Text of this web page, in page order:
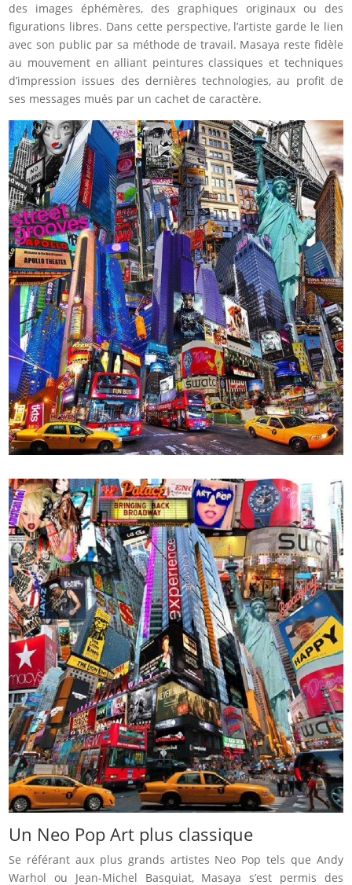
des images éphémères, des graphiques originaux ou des
figurations libres. Dans cette perspective, l’artiste garde le lien
avec son public par sa méthode de travail. Masaya reste fidèle
au mouvement en alliant peintures classiques et techniques
d’impression issues des dernières technologies, au profit de
ses messages mués par un cachet de caractère.
Un Neo Pop Art plus classique
Se référant aux plus grands artistes Neo Pop tels que Andy
Warhol ou Jean-Michel Basquiat, Masaya s’est permis des